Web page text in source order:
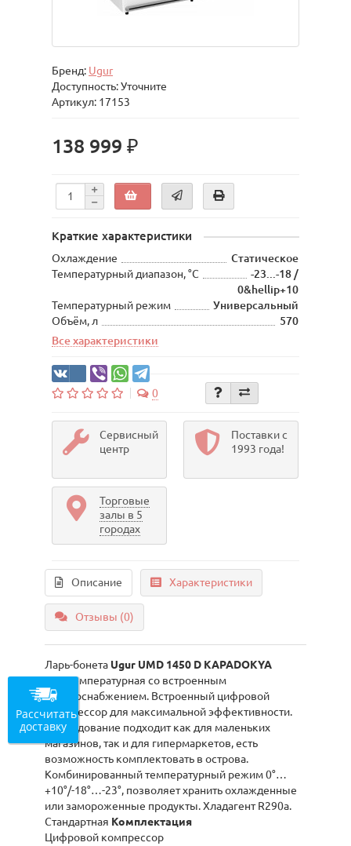
Бренд: Ugur
Доступность: Уточните
Артикул: 17153
138 999 ₽
Краткие характеристики
Охлаждение
Статическое
Температурный диапазон, °С
-23...-18 /
0&hellip+10
Температурный режим
Универсальный
Объём, л
570
Все характеристики
0
Сервисный
центр
Поставки с
1993 года!
Торговые
залы в 5
городах
Описание Характеристики
Отзывы (0)
Ларь-бонета Ugur UMD 1450 D KAPADOKYA
двухтемпературная со встроенным
холодоснабжением. Встроенный цифровой
компрессор для максимальной эффективности.
Оборудование подходит как для маленьких
магазинов, так и для гипермаркетов, есть
возможность комплектовать в острова.
Комбинированный температурный режим 0°…
+10°/-18°…-23°, позволяет хранить охлажденные
или замороженные продукты. Хладагент R290a.
Стандартная Комплектация
Цифровой компрессор
Рассчитать
доставку